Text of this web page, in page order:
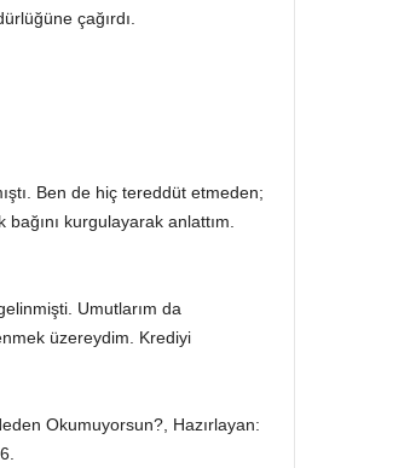
çağırdı.
Ben de hiç tereddüt etmeden;
kurgulayarak anlattım.
Umutlarım da
üzereydim. Krediyi
Okumuyorsun?, Hazırlayan: